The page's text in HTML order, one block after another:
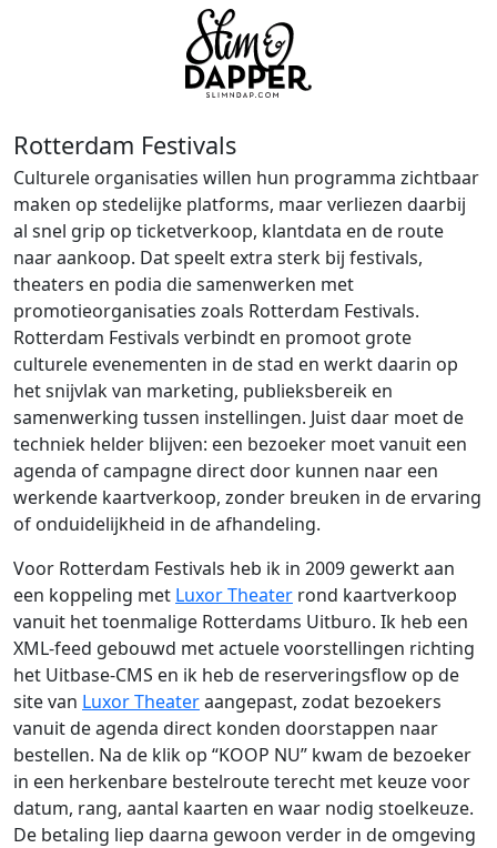
Rotterdam Festivals
Culturele organisaties willen hun programma zichtbaar
maken op stedelijke platforms, maar verliezen daarbij
al snel grip op ticketverkoop, klantdata en de route
naar aankoop. Dat speelt extra sterk bij festivals,
theaters en podia die samenwerken met
promotieorganisaties zoals Rotterdam Festivals.
Rotterdam Festivals verbindt en promoot grote
culturele evenementen in de stad en werkt daarin op
het snijvlak van marketing, publieksbereik en
samenwerking tussen instellingen. Juist daar moet de
techniek helder blijven: een bezoeker moet vanuit een
agenda of campagne direct door kunnen naar een
werkende kaartverkoop, zonder breuken in de ervaring
of onduidelijkheid in de afhandeling.
Voor Rotterdam Festivals heb ik in 2009 gewerkt aan
een koppeling met Luxor Theater rond kaartverkoop
vanuit het toenmalige Rotterdams Uitburo. Ik heb een
XML-feed gebouwd met actuele voorstellingen richting
het Uitbase-CMS en ik heb de reserveringsflow op de
site van Luxor Theateraangepast, zodat bezoekers
vanuit de agenda direct konden doorstappen naar
bestellen. Na de klik op “KOOP NU” kwam de bezoeker
in een herkenbare bestelroute terecht met keuze voor
datum, rang, aantal kaarten en waar nodig stoelkeuze.
De betaling liep daarna gewoon verder in de omgeving